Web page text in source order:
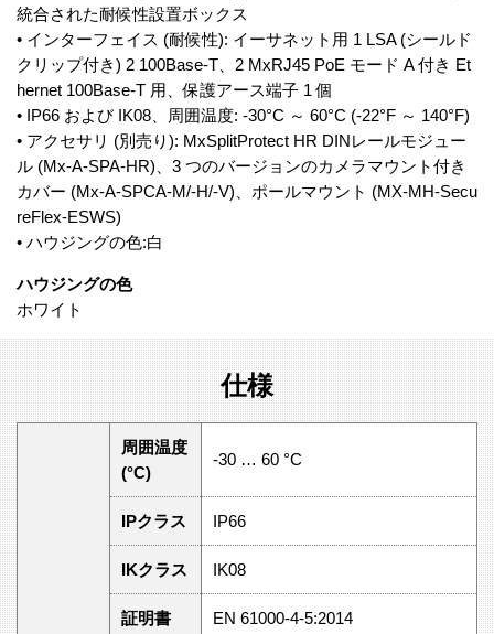
統合された耐候性設置ボックス
• インターフェイス (耐候性): イーサネット用 1 LSA (シールド
クリップ付き) 2 100Base-T、2 MxRJ45 PoE モード A 付き Et
hernet 100Base-T 用、保護アース端子 1 個
• IP66 および IK08、周囲温度: -30°C ～ 60°C (-22°F ～ 140°F)
• アクセサリ (別売り): MxSplitProtect HR DINレールモジュー
ル (Mx-A-SPA-HR)、3 つのバージョンのカメラマウント付き
カバー (Mx-A-SPCA-M/-H/-V)、ポールマウント (MX-MH-Secu
reFlex-ESWS)
• ハウジングの色:白
ハウジングの色
ホワイト
仕様
周囲温度
(°C)
-30 … 60 °C
IPクラス IP66
IKクラス IK08
証明書 EN 61000-4-5:2014